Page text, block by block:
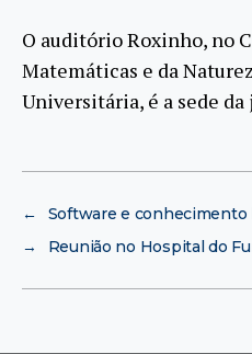
O auditório Roxinho, no
Matemáticas e da
Universitária, é a sede da
←
Software e conhecimento
→
Reunião no Hospital do